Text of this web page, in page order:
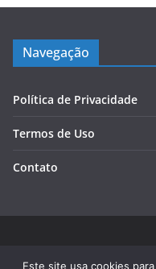
Navegação
Política de Privacidade
Termos de Uso
Contato
Copyright © 2026
Este site usa cookies